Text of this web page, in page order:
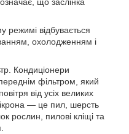
що заслінка
режимі відбувається
охолодженням і
Кондиціонери
фільтром, який
від усіх великих
— це пил, шерсть
рослин, пилові кліщі та